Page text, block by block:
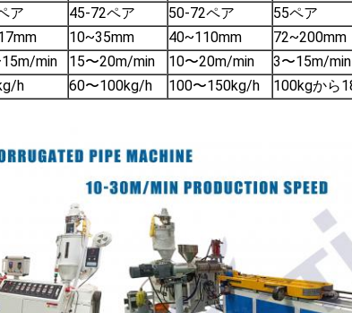
ア 45-72ペア 50-72ペア
55ペア
10~35mm 40~110mm
72~200mm
min 15〜20m/min 10〜20m/min
3〜15m/min
h 60〜100kg/h 100〜150kg/h 100kgから